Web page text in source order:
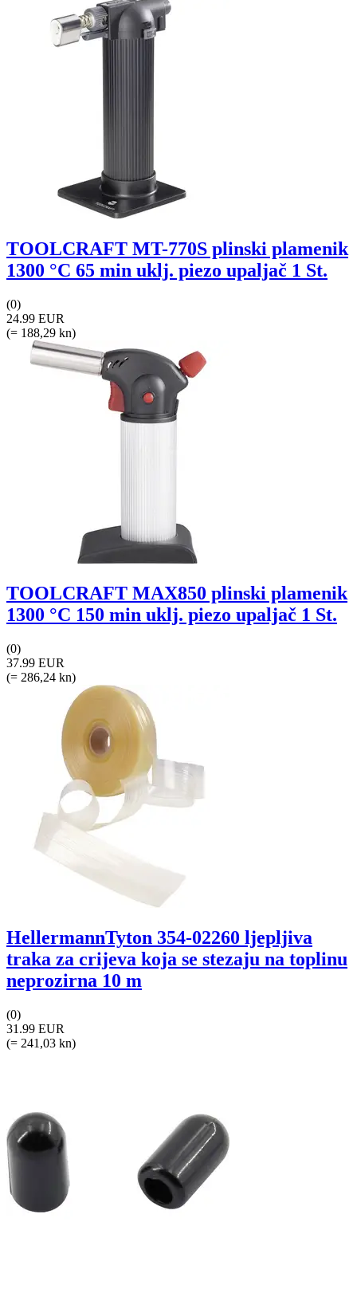
TOOLCRAFT MT-770S plinski plamenik
1300 °C 65 min uklj. piezo upaljač 1 St.
(0)
24.99 EUR
(= 188,29 kn)
TOOLCRAFT MAX850 plinski plamenik
1300 °C 150 min uklj. piezo upaljač 1 St.
(0)
37.99 EUR
(= 286,24 kn)
HellermannTyton 354-02260 ljepljiva
traka za crijeva koja se stezaju na toplinu
neprozirna 10 m
(0)
31.99 EUR
(= 241,03 kn)